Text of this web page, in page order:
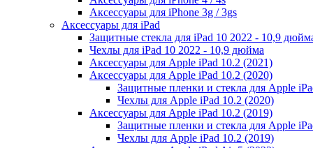
Аксессуары для iPhone 3g / 3gs
Аксессуары для iPad
Защитные стекла для iPad 10 2022 - 10,9
Чехлы для iPad 10 2022 - 10,9 дюйма
Аксессуары для Apple iPad 10.2 (2021)
Аксессуары для Apple iPad 10.2 (2020)
Защитные пленки и стекла для Apple
Чехлы для Apple iPad 10.2 (2020)
Аксессуары для Apple iPad 10.2 (2019)
Защитные пленки и стекла для Apple
Чехлы для Apple iPad 10.2 (2019)